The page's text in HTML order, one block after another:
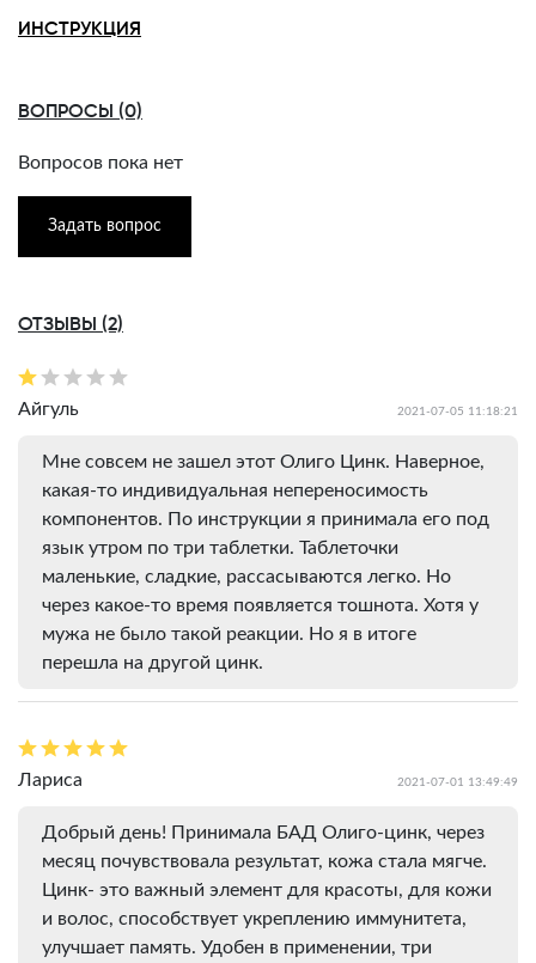
ИНСТРУКЦИЯ
ВОПРОСЫ (0)
Вопросов пока нет
Задать вопрос
ОТЗЫВЫ (2)
Айгуль 2021-07-05 11:18:21
Мне совсем не зашел этот Олиго Цинк. Наверное,
какая-то индивидуальная непереносимость
компонентов. По инструкции я принимала его под
язык утром по три таблетки. Таблеточки
маленькие, сладкие, рассасываются легко. Но
через какое-то время появляется тошнота. Хотя у
мужа не было такой реакции. Но я в итоге
перешла на другой цинк.
Лариса 2021-07-01 13:49:49
Добрый день! Принимала БАД Олиго-цинк, через
месяц почувствовала результат, кожа стала мягче.
Цинк- это важный элемент для красоты, для кожи
и волос, способствует укреплению иммунитета,
улучшает память. Удобен в применении, три